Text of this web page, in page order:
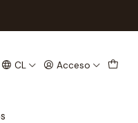
CL Acceso
Fortuna